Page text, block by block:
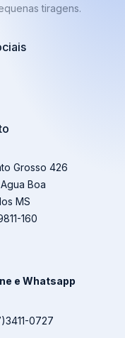
tiragens.
Grosso 426
Boa
MS
160
e Whatsapp
0727